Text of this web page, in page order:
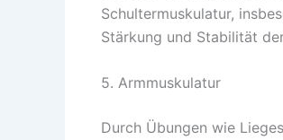
Schultermuskulatur,
Stärkung und Stabilität
5. Armmuskulatur
Durch Übungen wie